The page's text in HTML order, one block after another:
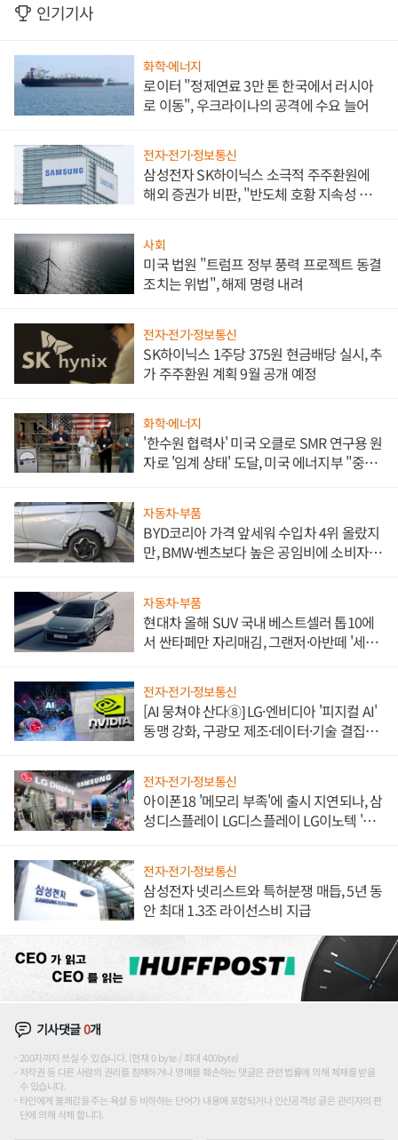
인기기사
화학·에너지
로이터 "정제연료 3만 톤 한국에서 러시아
로 이동", 우크라이나의 공격에 수요 늘어
전자·전기·정보통신
삼성전자 SK하이닉스 소극적 주주환원에
해외 증권가 비판, "반도체 호황 지속성 의
사회
미국 법원 "트럼프 정부 풍력 프로젝트 동결
조치는 위법", 해제 명령 내려
전자·전기·정보통신
SK하이닉스 1주당 375원 현금배당 실시, 추
가 주주환원 계획 9월 공개 예정
화학·에너지
'한수원 협력사' 미국 오클로 SMR 연구용 원
자로 '임계 상태' 도달, 미국 에너지부 "중요
자동차·부품
BYD코리아 가격 앞세워 수입차 4위 올랐지
만, BMW·벤츠보다 높은 공임비에 소비자
자동차·부품
현대차 올해 SUV 국내 베스트셀러 톱10에
서 싼타페만 자리매김, 그랜저·아반떼 '세단
전자·전기·정보통신
[AI 뭉쳐야 산다⑧] LG·엔비디아 '피지컬 AI'
동맹 강화, 구광모 제조·데이터·기술 결집
전자·전기·정보통신
아이폰18 '메모리 부족'에 출시 지연되나, 삼
성디스플레이 LG디스플레이 LG이노텍 '탈
전자·전기·정보통신
삼성전자 넷리스트와 특허분쟁 매듭, 5년 동
안 최대 1.3조 라이선스비 지급
기사댓글0개
200자까지 쓰실 수 있습니다. (현재 0 byte / 최대 400byte)
저작권 등 다른 사람의 권리를 침해하거나 명예를 훼손하는 댓글은 관련 법률에 의해 제재를 받을
수 있습니다.
타인에게 불쾌감을 주는 욕설 등 비하하는 단어가 내용에 포함되거나 인신공격성 글은 관리자의 판
단에 의해 삭제 합니다.